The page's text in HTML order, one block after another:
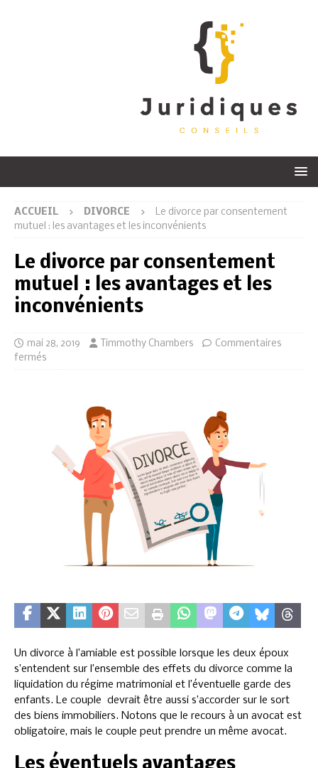
ACCUEIL DIVORCE
Le divorce par consentement
mutuel : les avantages et les inconvénients
Le divorce par consentement
mutuel : les avantages et les
inconvénients
mai 28, 2019 Timmothy Chambers
Commentaires
fermés
Un divorce à l’amiable est possible lorsque les deux époux
s’entendent sur l’ensemble des effets du divorce comme la
liquidation du régime matrimonial et l’éventuelle garde des
enfants. Le couple devrait être aussi s’accorder sur le sort
des biens immobiliers. Notons que le recours à un avocat est
obligatoire, mais le couple peut prendre un même avocat.